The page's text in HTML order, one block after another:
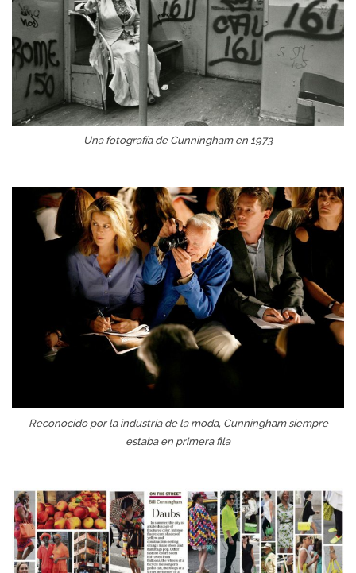
Una fotografía de Cunningham en 1973
Reconocido por la industria de la moda, Cunningham siempre
estaba en primera fila